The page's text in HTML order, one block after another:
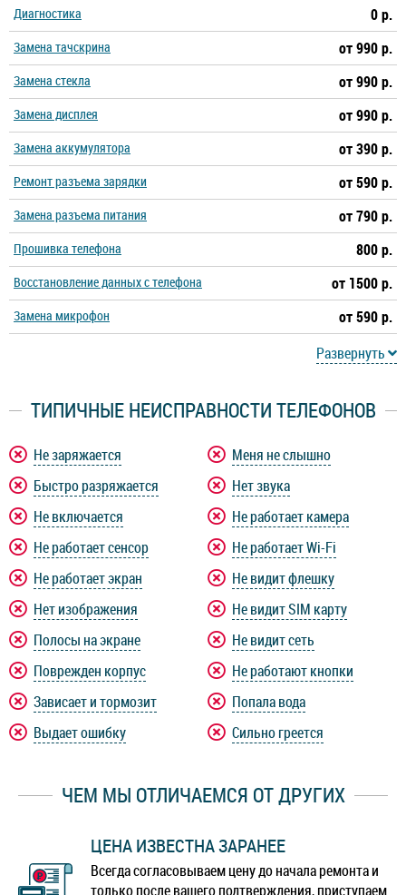
Диагностика
0 р.
Замена тачскрина от 990 р.
Замена стекла от 990 р.
Замена дисплея от 990 р.
Замена аккумулятора от 390 р.
Ремонт разъема зарядки от 590 р.
Замена разъема питания от 790 р.
Прошивка телефона 800 р.
Восстановление данных с телефона от 1500 р.
Замена микрофон
от 590 р.
Развернуть
ТИПИЧНЫЕ НЕИСПРАВНОСТИ ТЕЛЕФОНОВ
Не заряжается
Быстро разряжается
Не включается
Не работает сенсор
Не работает экран
Нет изображения
Полосы на экране
Поврежден корпус
Зависает и тормозит
Выдает ошибку
Меня не слышно
Нет звука
Не работает камера
Не работает Wi-Fi
Не видит флешку
Не видит SIM карту
Не видит сеть
Не работают кнопки
Попала вода
Сильно греется
ЧЕМ МЫ ОТЛИЧАЕМСЯ ОТ ДРУГИХ
ЦЕНА ИЗВЕСТНА ЗАРАНЕЕ
Всегда согласовываем цену до начала ремонта и
только после вашего подтверждения, приступаем